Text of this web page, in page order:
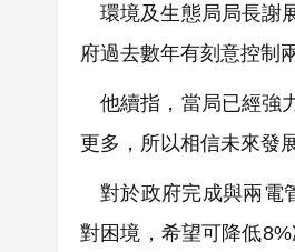
環境及生態局局長謝
府過去數年有刻意控制
他續指，當局已經強
更多，所以相信未來發
對於政府完成與兩電
對困境，希望可降低